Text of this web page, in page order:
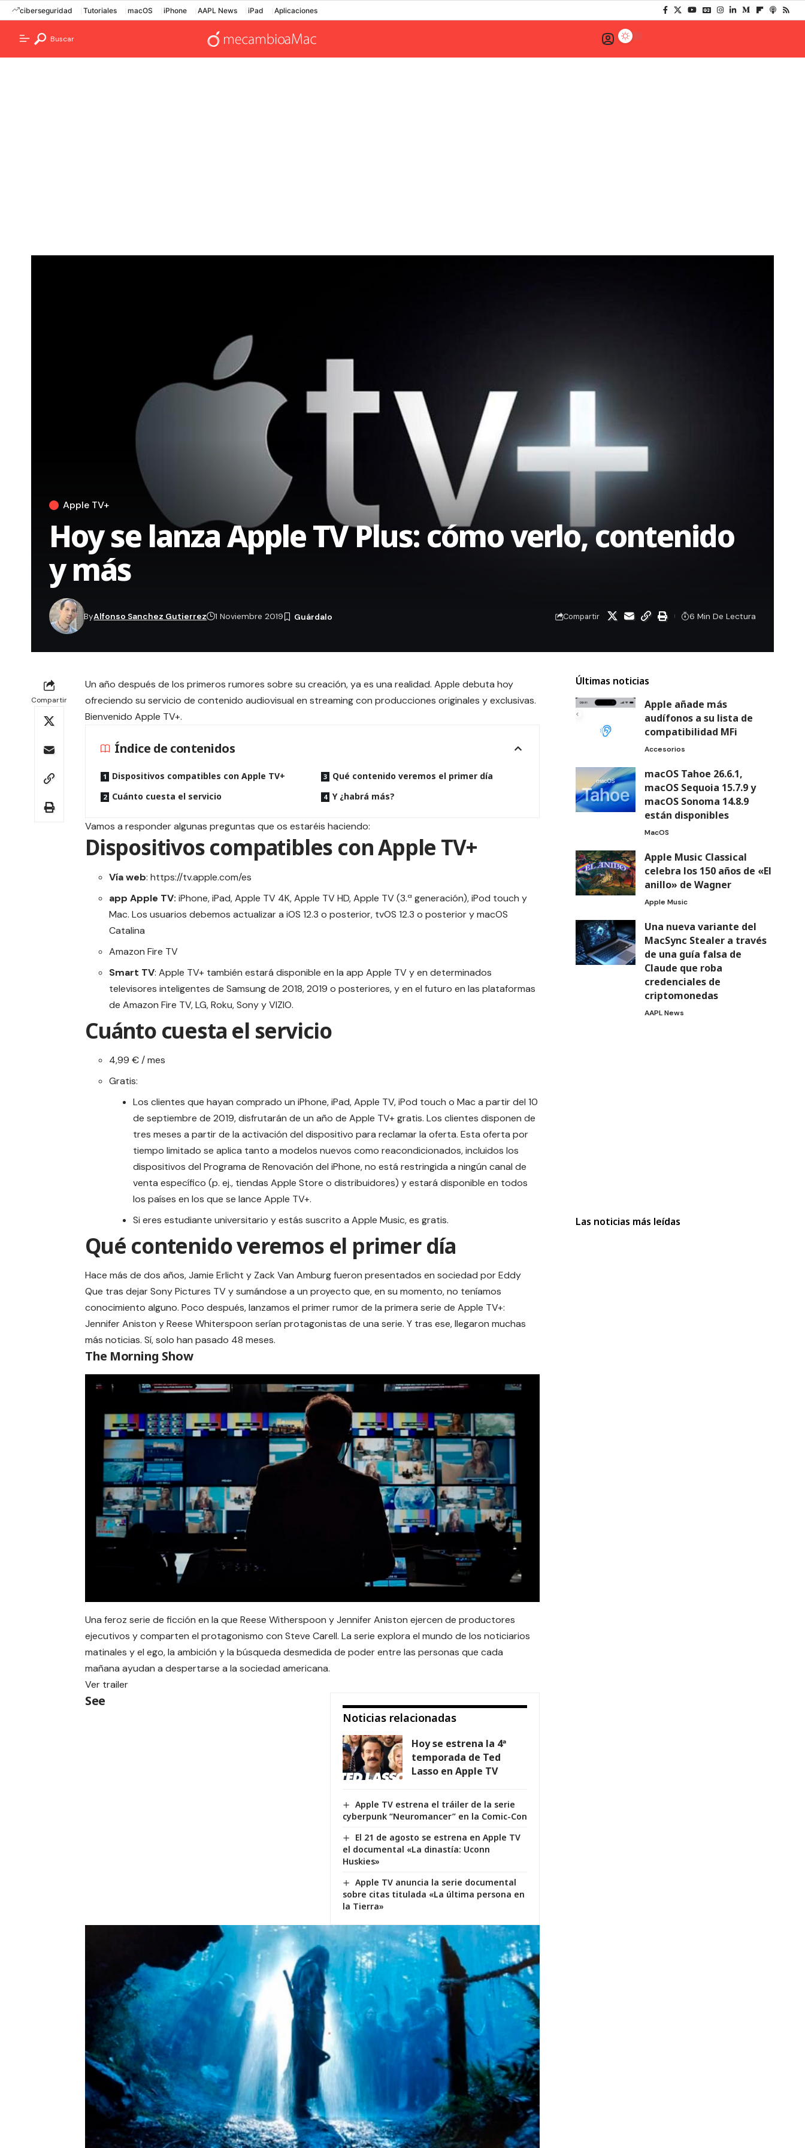
ciberseguridad Tutoriales macOS iPhone AAPL News iPad Aplicaciones
Buscar
Apple TV+
Hoy se lanza Apple TV Plus: cómo verlo, contenido
y más
ByAlfonso Sanchez Gutierrez 1 Noviembre 2019 Compartir 6 Min De Lectura
Compartir
Un año después de los primeros rumores sobre su creación, ya es una realidad. Apple debuta hoy
ofreciendo su servicio de contenido audiovisual en streaming con producciones originales y exclusivas.
Bienvenido Apple TV+.
Índice de contenidos
Dispositivos compatibles con Apple TV+
Cuánto cuesta el servicio
Qué contenido veremos el primer día
Y ¿habrá más?
Vamos a responder algunas preguntas que os estaréis haciendo:
Dispositivos compatibles con Apple TV+
Vía web: https://tv.apple.com/es
app Apple TV: iPhone, iPad, Apple TV 4K, Apple TV HD, Apple TV (3.ª generación), iPod touch y
Mac. Los usuarios debemos actualizar a iOS 12.3 o posterior, tvOS 12.3 o posterior y macOS
Catalina
Amazon Fire TV
Smart TV: Apple TV+ también estará disponible en la app Apple TV y en determinados
televisores inteligentes de Samsung de 2018, 2019 o posteriores, y en el futuro en las plataformas
de Amazon Fire TV, LG, Roku, Sony y VIZIO.
Cuánto cuesta el servicio
4,99 € / mes
Gratis:
Los clientes que hayan comprado un iPhone, iPad, Apple TV, iPod touch o Mac a partir del 10
de septiembre de 2019, disfrutarán de un año de Apple TV+ gratis. Los clientes disponen de
tres meses a partir de la activación del dispositivo para reclamar la oferta. Esta oferta por
tiempo limitado se aplica tanto a modelos nuevos como reacondicionados, incluidos los
dispositivos del Programa de Renovación del iPhone, no está restringida a ningún canal de
venta específico (p. ej., tiendas Apple Store o distribuidores) y estará disponible en todos
los países en los que se lance Apple TV+.
Si eres estudiante universitario y estás suscrito a Apple Music, es gratis.
Qué contenido veremos el primer día
Hace más de dos años, Jamie Erlicht y Zack Van Amburg fueron presentados en sociedad por Eddy
Que tras dejar Sony Pictures TV y sumándose a un proyecto que, en su momento, no teníamos
conocimiento alguno. Poco después, lanzamos el primer rumor de la primera serie de Apple TV+:
Jennifer Aniston y Reese Whiterspoon serían protagonistas de una serie. Y tras ese, llegaron muchas
más noticias. Sí, solo han pasado 48 meses.
The Morning Show
Una feroz serie de ficción en la que Reese Witherspoon y Jennifer Aniston ejercen de productores
ejecutivos y comparten el protagonismo con Steve Carell. La serie explora el mundo de los noticiarios
matinales y el ego, la ambición y la búsqueda desmedida de poder entre las personas que cada
mañana ayudan a despertarse a la sociedad americana.
Ver trailer
Noticias relacionadas
Hoy se estrena la 4ª
temporada de Ted
Lasso en Apple TV
Apple TV estrena el tráiler de la serie
cyberpunk “Neuromancer” en la Comic-Con
El 21 de agosto se estrena en Apple TV
el documental «La dinastía: Uconn
Huskies»
Apple TV anuncia la serie documental
sobre citas titulada «La última persona en
la Tierra»
See
Últimas noticias
Apple añade más
audífonos a su lista de
compatibilidad MFi
Accesorios
macOS Tahoe 26.6.1,
macOS Sequoia 15.7.9 y
macOS Sonoma 14.8.9
están disponibles
MacOS
Apple Music Classical
celebra los 150 años de «El
anillo» de Wagner
Apple Music
Una nueva variante del
MacSync Stealer a través
de una guía falsa de
Claude que roba
credenciales de
criptomonedas
AAPL News
Las noticias más leídas